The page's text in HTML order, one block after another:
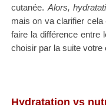
cutanée.Alors,
mais on va clarifier
faire la différence entre
choisir par la suite votre
Hydratation vs